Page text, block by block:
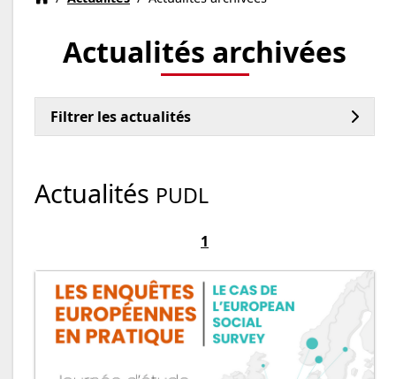
Actualités archivées
Filtrer les actualités
Actualités PUDL
1